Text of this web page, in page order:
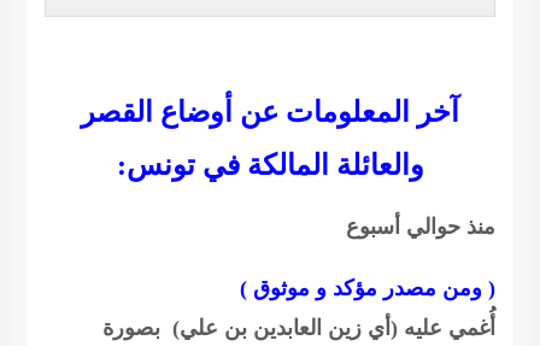
آخر المعلومات عن أوضاع القصر
والعائلة المالكة في تونس:
منذ حوالي أسبوع
( ومن مصدر مؤكد و موثوق )
أُغمي عليه (أي زين العابدين بن علي) بصورة